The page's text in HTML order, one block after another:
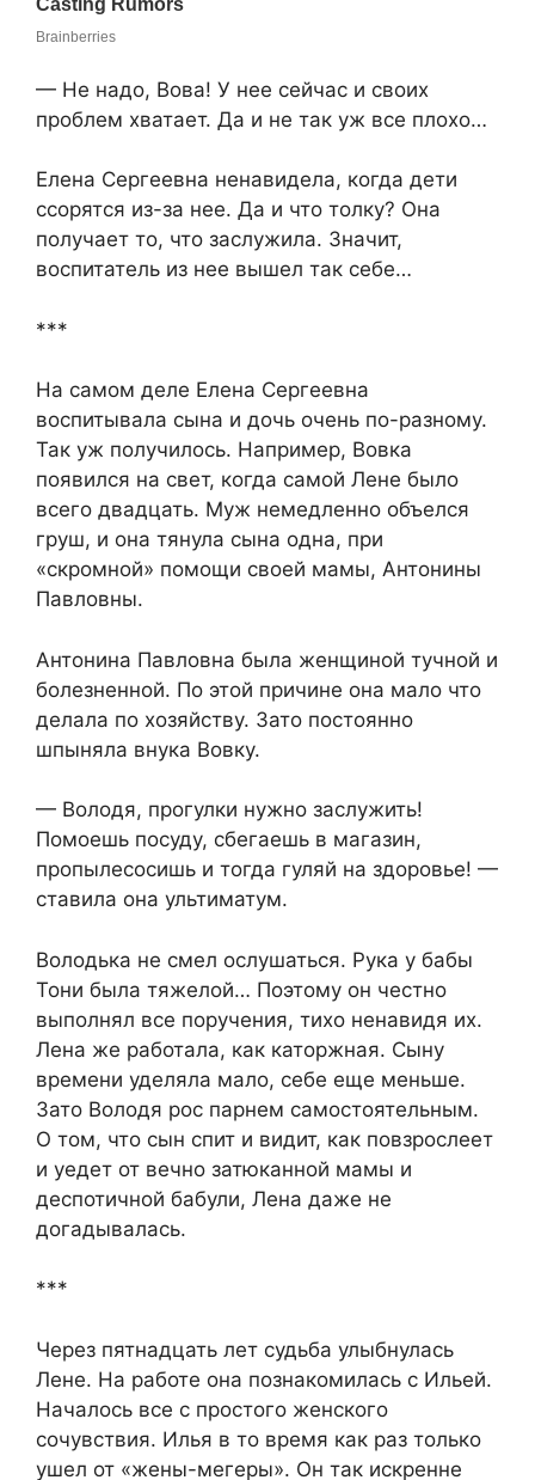
— Не надо, Вова! У нее сейчас и своих
проблем хватает. Да и не так уж все плохо…
Елена Сергеевна ненавидела, когда дети
ссорятся из-за нее. Да и что толку? Она
получает то, что заслужила. Значит,
воспитатель из нее вышел так себе…
***
На самом деле Елена Сергеевна
воспитывала сына и дочь очень по-разному.
Так уж получилось. Например, Вовка
появился на свет, когда самой Лене было
всего двадцать. Муж немедленно объелся
груш, и она тянула сына одна, при
«скромной» помощи своей мамы, Антонины
Павловны.
Антонина Павловна была женщиной тучной и
болезненной. По этой причине она мало что
делала по хозяйству. Зато постоянно
шпыняла внука Вовку.
— Володя, прогулки нужно заслужить!
Помоешь посуду, сбегаешь в магазин,
пропылесосишь и тогда гуляй на здоровье! —
ставила она ультиматум.
Володька не смел ослушаться. Рука у бабы
Тони была тяжелой… Поэтому он честно
выполнял все поручения, тихо ненавидя их.
Лена же работала, как каторжная. Сыну
времени уделяла мало, себе еще меньше.
Зато Володя рос парнем самостоятельным.
О том, что сын спит и видит, как повзрослеет
и уедет от вечно затюканной мамы и
деспотичной бабули, Лена даже не
догадывалась.
***
Через пятнадцать лет судьба улыбнулась
Лене. На работе она познакомилась с Ильей.
Началось все с простого женского
сочувствия. Илья в то время как раз только
ушел от «жены-мегеры». Он так искренне